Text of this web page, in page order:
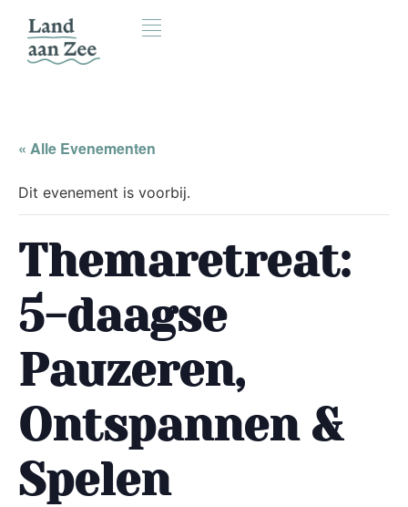
« Alle Evenementen
Dit evenement is voorbij.
Themaretreat:
5-daagse
Pauzeren,
Ontspannen &
Spelen